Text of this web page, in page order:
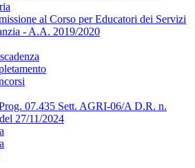
al Corso per Educatori dei Servizi
- A.A. 2019/2020
07.435 Sett. AGRI-06/A D.R. n.
27/11/2024